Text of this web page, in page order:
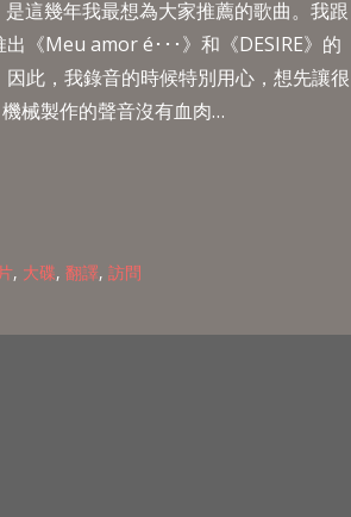
這幾年我最想為大家推薦的歌曲。我跟
《Meu amor é･･･》和《DESIRE》的
此，我錄音的時候特別用心，想先讓很
械製作的聲音沒有血肉…
, 大碟,翻譯,訪問